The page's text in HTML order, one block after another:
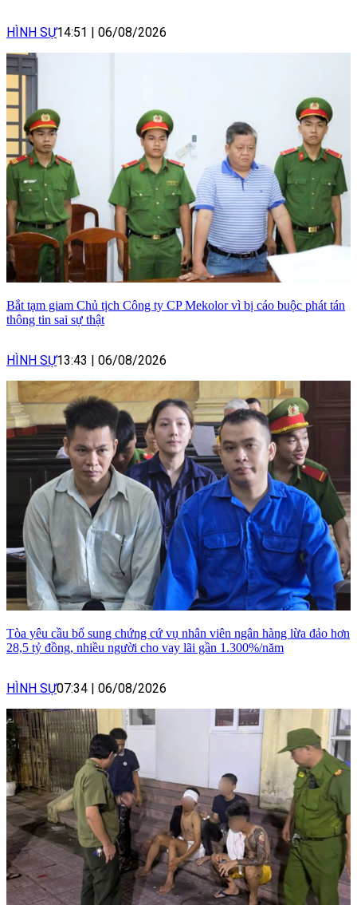
HÌNH SỰ14:51 06/08/2026
Bắt tạm giam Chủ tịch Công ty CP Mekolor vì bị cáo buộc phát tán
thông tin sai sự thật
HÌNH SỰ13:43 06/08/2026
Tòa yêu cầu bổ sung chứng cứ vụ nhân viên ngân hàng lừa đảo hơn
28,5 tỷ đồng, nhiều người cho vay lãi gần 1.300%/năm
HÌNH SỰ07:34 06/08/2026